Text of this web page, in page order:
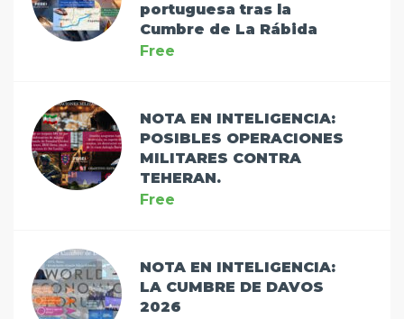
portuguesa tras la
Cumbre de La Rábida
Free
NOTA EN INTELIGENCIA:
POSIBLES OPERACIONES
MILITARES CONTRA
TEHERAN.
Free
NOTA EN INTELIGENCIA:
LA CUMBRE DE DAVOS
2026